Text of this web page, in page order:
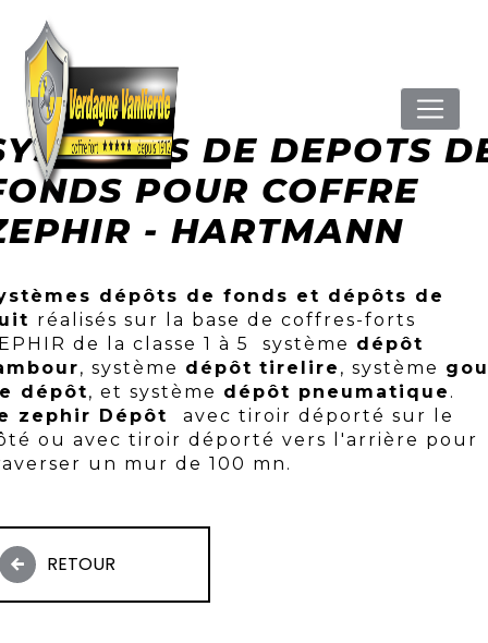
DE DEPOTS
POUR COFFRE
- HARTMANN
dépôts de fonds et dépôts de
réalisés sur la base de coffres-forts
de la classe 1 à 5 système dépôt
, système dépôt tirelire , système
dépôt, et système dépôt pneumatique .
zephir Dépôt avec tiroir déporté sur le
ou avec tiroir déporté vers l'arrière pour
un mur de 100 mn.
RETOUR